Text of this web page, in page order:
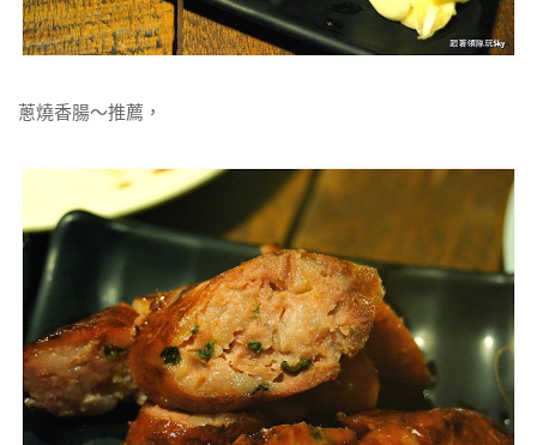
蔥燒香腸～推薦，